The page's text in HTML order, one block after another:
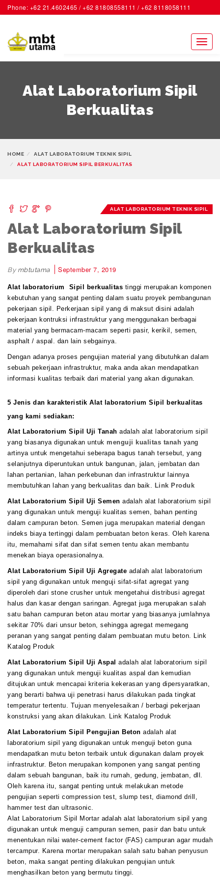
Phone: +62 21.4602465 / +62 81808558111 / +62 8118058111
ACCOUNT
Alat Laboratorium Sipil
Berkualitas
HOME
ALAT LABORATORIUM TEKNIK SIPIL
ALAT LABORATORIUM SIPIL BERKUALITAS
ALAT LABORATORIUM TEKNIK SIPIL
Alat Laboratorium Sipil
Berkualitas
By mbtutama September 7, 2019
Alat laboratorium Sipil berkualitas tinggi merupakan komponen
kebutuhan yang sangat penting dalam suatu proyek pembangunan
pekerjaan sipil. Perkerjaan sipil yang di maksut disini adalah
pekerjaan kontruksi infrastruktur yang menggunakan berbagai
material yang bermacam-macam seperti pasir, kerikil, semen,
asphalt / aspal. dan lain sebgainya.
Dengan adanya proses pengujian material yang dibutuhkan dalam
sebuah pekerjaan infrastruktur, maka anda akan mendapatkan
informasi kualitas terbaik dari material yang akan digunakan.
5 Jenis dan karakteristik Alat laboratorium Sipil berkualitas
yang kami sediakan:
Alat Laboratorium Sipil Uji Tanah adalah alat laboratorium sipil
yang biasanya digunakan untuk menguji kualitas tanah yang
artinya untuk mengetahui seberapa bagus tanah tersebut, yang
selanjutnya diperuntukan untuk bangunan, jalan, jembatan dan
lahan pertanian, lahan perkebunan dan infrastruktur lainnya
membutuhkan lahan yang berkualitas dan baik. Link Produk
Alat Laboratorium Sipil Uji Semen adalah alat laboratorium sipil
yang digunakan untuk menguji kualitas semen, bahan penting
dalam campuran beton. Semen juga merupakan material dengan
indeks biaya tertinggi dalam pembuatan beton keras. Oleh karena
itu, memahami sifat dan sifat semen tentu akan membantu
menekan biaya operasionalnya.
Alat Laboratorium Sipil Uji Agregate adalah alat laboratorium
sipil yang digunakan untuk menguji sifat-sifat agregat yang
diperoleh dari stone crusher untuk mengetahui distribusi agregat
halus dan kasar dengan saringan. Agregat juga merupakan salah
satu bahan campuran beton atau mortar yang biasanya jumlahnya
sekitar 70% dari unsur beton, sehingga agregat memegang
peranan yang sangat penting dalam pembuatan mutu beton. Link
Katalog Produk
Alat Laboratorium Sipil Uji Aspal adalah alat laboratorium sipil
yang digunakan untuk menguji kualitas aspal dan kemudian
ditujukan untuk mencapai kriteria kekerasan yang dipersyaratkan,
yang berarti bahwa uji penetrasi harus dilakukan pada tingkat
temperatur tertentu. Tujuan menyelesaikan / berbagi pekerjaan
konstruksi yang akan dilakukan. Link Katalog Produk
Alat Laboratorium Sipil Pengujian Beton adalah alat
laboratorium sipil yang digunakan untuk menguji beton guna
mendapatkan mutu beton terbaik untuk digunakan dalam proyek
infrastruktur. Beton merupakan komponen yang sangat penting
dalam sebuah bangunan, baik itu rumah, gedung, jembatan, dll.
Oleh karena itu, sangat penting untuk melakukan metode
pengujian seperti compression test, slump test, diamond drill,
hammer test dan ultrasonic.
Alat Laboratorium Sipil Mortar adalah alat laboratorium sipil yang
digunakan untuk menguji campuran semen, pasir dan batu untuk
menentukan nilai water-cement factor (FAS) campuran agar mudah
tercampur. Karena mortar merupakan salah satu bahan penyusun
beton, maka sangat penting dilakukan pengujian untuk
menghasilkan beton yang bermutu tinggi.